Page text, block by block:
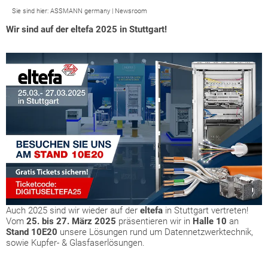
Sie sind hier: ASSMANN germany | Newsroom
Wir sind auf der eltefa 2025 in Stuttgart!
Auch 2025 sind wir wieder auf der eltefa in Stuttgart vertreten!
Vom 25. bis 27. März 2025 präsentieren wir in Halle 10 an
Stand 10E20 unsere Lösungen rund um Datennetzwerktechnik,
sowie Kupfer- & Glasfaserlösungen.